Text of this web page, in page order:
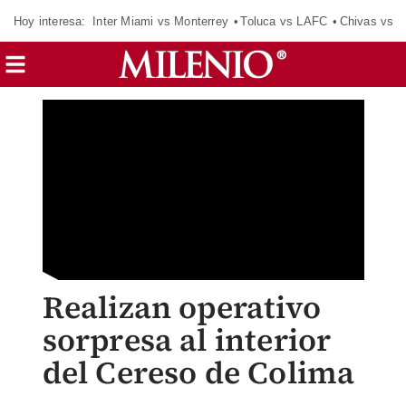
Hoy interesa: Inter Miami vs Monterrey Toluca vs LAFC Chivas vs
Realizan operativo
sorpresa al interior
del Cereso de Colima